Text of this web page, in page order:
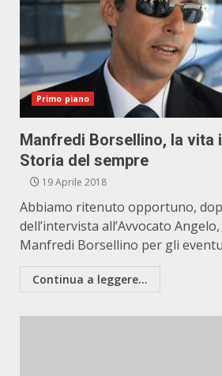
Primo piano
Manfredi Borsellino, la vita
Storia del sempre
19 Aprile 2018
Abbiamo ritenuto opportuno,
dell’intervista all’Avvocato
Manfredi Borsellino per gli
Continua a leggere...